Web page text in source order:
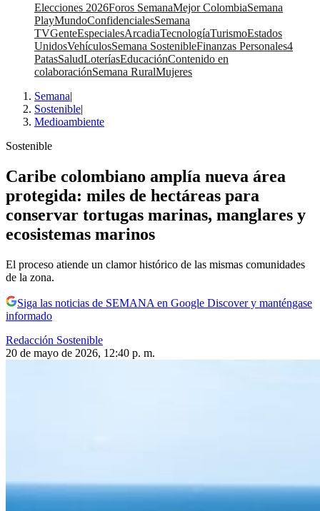
Elecciones 2026Foros SemanaMejor ColombiaSemana
PlayMundoConfidencialesSemana
TVGenteEspecialesArcadiaTecnologíaTurismoEstados
UnidosVehículosSemana SostenibleFinanzas Personales4
PatasSaludLoteríasEducaciónContenido en
colaboraciónSemana RuralMujeres
Semana|
Sostenible|
Medioambiente
Sostenible
Caribe colombiano amplía nueva área
protegida: miles de hectáreas para
conservar tortugas marinas, manglares y
ecosistemas marinos
El proceso atiende un clamor histórico de las mismas comunidades
de la zona.
Siga las noticias de SEMANA en Google Discover y manténgase
informado
Redacción Sostenible
20 de mayo de 2026, 12:40 p. m.